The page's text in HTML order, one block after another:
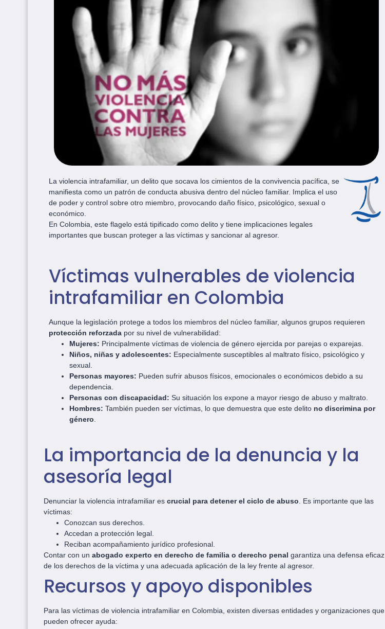
La violencia intrafamiliar, un delito que socava los cimientos de la convivencia pacífica, se
manifiesta como un patrón de conducta abusiva dentro del núcleo familiar. Implica el uso
de poder y control sobre otro miembro, provocando daño físico, psicológico, sexual o
económico.
En Colombia, este flagelo está tipificado como delito y tiene implicaciones legales
importantes que buscan proteger a las víctimas y sancionar al agresor.
Víctimas vulnerables de violencia
intrafamiliar en Colombia
Aunque la legislación protege a todos los miembros del núcleo familiar, algunos grupos requieren
protección reforzadapor su nivel de vulnerabilidad:
Mujeres: Principalmente víctimas de violencia de género ejercida por parejas o exparejas.
Niños, niñas y adolescentes: Especialmente susceptibles al maltrato físico, psicológico y
sexual.
Personas mayores: Pueden sufrir abusos físicos, emocionales o económicos debido a su
dependencia.
Personas con discapacidad: Su situación los expone a mayor riesgo de abuso y maltrato.
Hombres: También pueden ser víctimas, lo que demuestra que este delito no discrimina por
género.
La importancia de la denuncia y la
asesoría legal
Denunciar la violencia intrafamiliar es crucial para detener el ciclo de abuso. Es importante que las
víctimas:
Conozcan sus derechos.
Accedan a protección legal.
Reciban acompañamiento jurídico profesional.
Contar con un abogado experto en derecho de familia o derecho penal garantiza una defensa eficaz
de los derechos de la víctima y una adecuada aplicación de la ley frente al agresor.
Recursos y apoyo disponibles
Para las víctimas de violencia intrafamiliar en Colombia, existen diversas entidades y organizaciones que
pueden ofrecer ayuda: